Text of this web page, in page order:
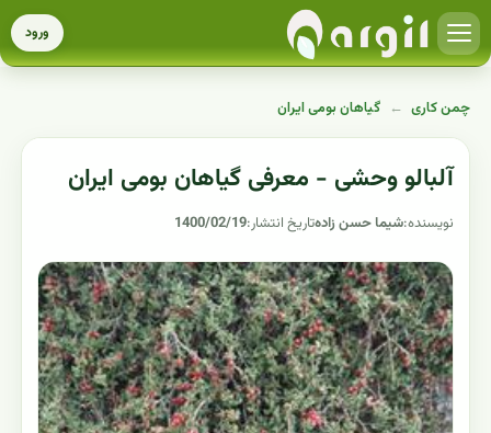
ورود
چمن کاری ← گیاهان بومی ایران
آلبالو وحشی - معرفی گیاهان بومی ایران
نویسنده:شیما حسن زادهتاریخ انتشار:1400/02/19